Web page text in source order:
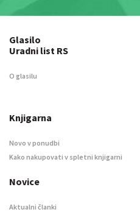
Glasilo
Uradni list RS
O glasilu
Knjigarna
Novo v ponudbi
Kako nakupovati v spletni knjigarni
Novice
Aktualni članki